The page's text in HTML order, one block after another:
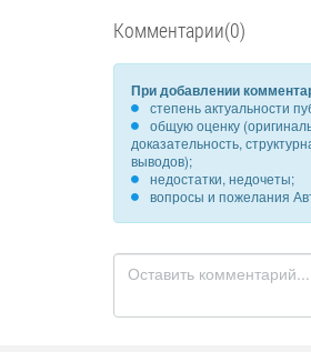
Комментарии(0)
При добавлении
степень актуальности
общую оценку
доказательность,
выводов);
недостатки, недочеты;
вопросы и пожелания